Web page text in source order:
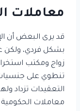
معاملات
قد يرى البعض أن
بشكل فردي، ولكن
زواج ومكتب
تنطوي على
التعقيدات تزداد
معاملات